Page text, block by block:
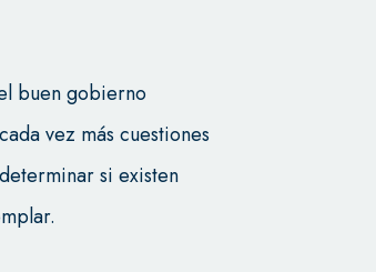
buen gobierno
vez más cuestiones
si existen